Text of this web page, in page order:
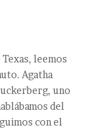
leemos
Agatha
uno
del
con el